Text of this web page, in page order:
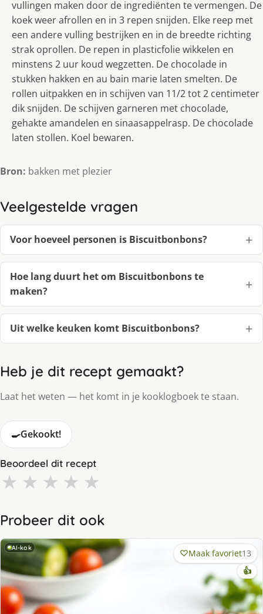
vullingen maken door de ingrediënten te vermengen. De
koek weer afrollen en in 3 repen snijden. Elke reep met
een andere vulling bestrijken en in de breedte richting
strak oprollen. De repen in plasticfolie wikkelen en
minstens 2 uur koud wegzetten. De chocolade in
stukken hakken en au bain marie laten smelten. De
rollen uitpakken en in schijven van 11/2 tot 2 centimeter
dik snijden. De schijven garneren met chocolade,
gehakte amandelen en sinaasappelrasp. De chocolade
laten stollen. Koel bewaren.
Bron: bakken met plezier
Veelgestelde vragen
Voor hoeveel personen is Biscuitbonbons?
Hoe lang duurt het om Biscuitbonbons te
maken?
Uit welke keuken komt Biscuitbonbons?
Heb je dit recept gemaakt?
Laat het weten — het komt in je kooklogboek te staan.
🍳Gekookt!
Beoordeel dit recept
★ ★ ★ ★ ★
Probeer dit ook
AI-kok Maak favoriet13
👍